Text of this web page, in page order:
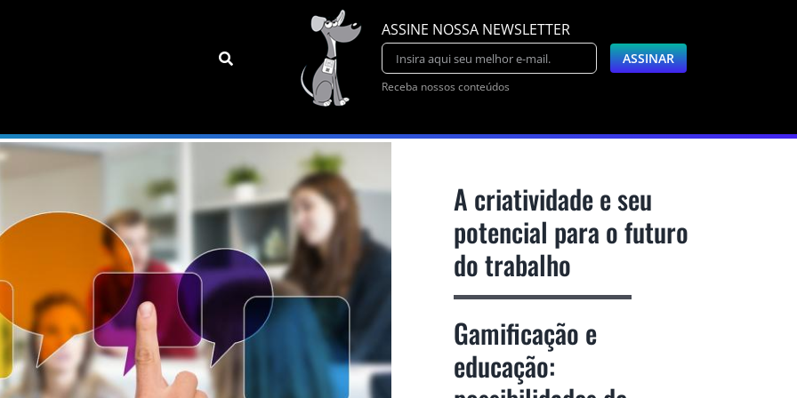
ASSINE NOSSA NEWSLETTER
Receba nossos conteúdos
A criatividade e seu
potencial para o futuro
do trabalho
Gamificação e
educação: